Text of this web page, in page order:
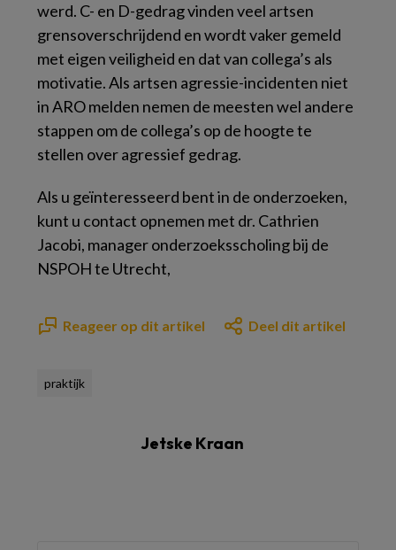
werd. C- en D-gedrag vinden veel artsen
grensoverschrijdend en wordt vaker gemeld
met eigen veiligheid en dat van collega’s als
motivatie. Als artsen agressie-incidenten niet
in ARO melden nemen de meesten wel andere
stappen om de collega’s op de hoogte te
stellen over agressief gedrag.
Als u geïnteresseerd bent in de onderzoeken,
kunt u contact opnemen met dr. Cathrien
Jacobi, manager onderzoeksscholing bij de
NSPOH te Utrecht,
Reageer op dit artikel Deel dit artikel
praktijk
Jetske Kraan